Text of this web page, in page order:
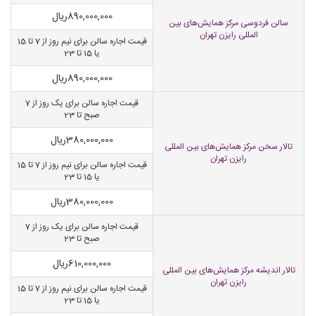
سالن فردوسی مرکز همایش‌های بین
المللی رایزن تهران
890,000,000ریال
قیمت اجاره سالن برای نیم روز از 7 تا 15
یا 15 تا 23
890,000,000ریال
تالار سخن مرکز همایش‌های بین المللی
رایزن تهران
قیمت اجاره سالن برای یک روز از 7
صبح تا 23
380,000,000ریال
قیمت اجاره سالن برای نیم روز از 7 تا 15
یا 15 تا 23
380,000,000ریال
تالار اندیشه مرکز همایش‌های بین المللی
رایزن تهران
قیمت اجاره سالن برای یک روز از 7
صبح تا 23
610,000,000ریال
قیمت اجاره سالن برای نیم روز از 7 تا 15
یا 15 تا 23